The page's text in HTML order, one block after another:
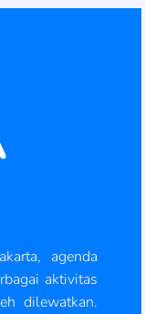
agenda
aktivitas
dilewatkan.